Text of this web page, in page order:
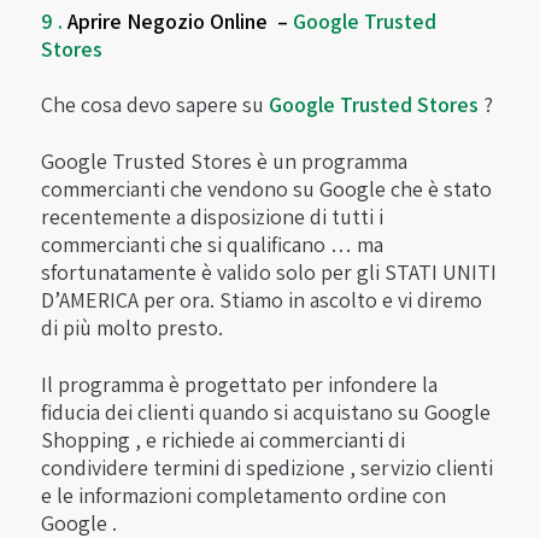
9 . Aprire Negozio Online – Google Trusted
Stores
Che cosa devo sapere su Google Trusted Stores ?
Google Trusted Stores è un programma
commercianti che vendono su Google che è stato
recentemente a disposizione di tutti i
commercianti che si qualificano … ma
sfortunatamente è valido solo per gli STATI UNITI
D’AMERICA per ora. Stiamo in ascolto e vi diremo
di più molto presto.
Il programma è progettato per infondere la
fiducia dei clienti quando si acquistano su Google
Shopping , e richiede ai commercianti di
condividere termini di spedizione , servizio clienti
e le informazioni completamento ordine con
Google .